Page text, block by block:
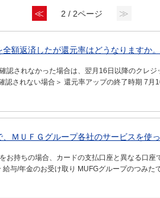
≪ 2 / 2ページ ≫
額返済したが還元率はどうなりますか。
認されなかった場合は、翌月16日以降のクレ
認されない場合＞ 還元率アップの終了時期 7
ＭＵＦＧグループ各社のサービスを使っ
お持ちの場合、カードの支払口座と異なる口座
与/年金のお受け取り MUFGグループのつみた